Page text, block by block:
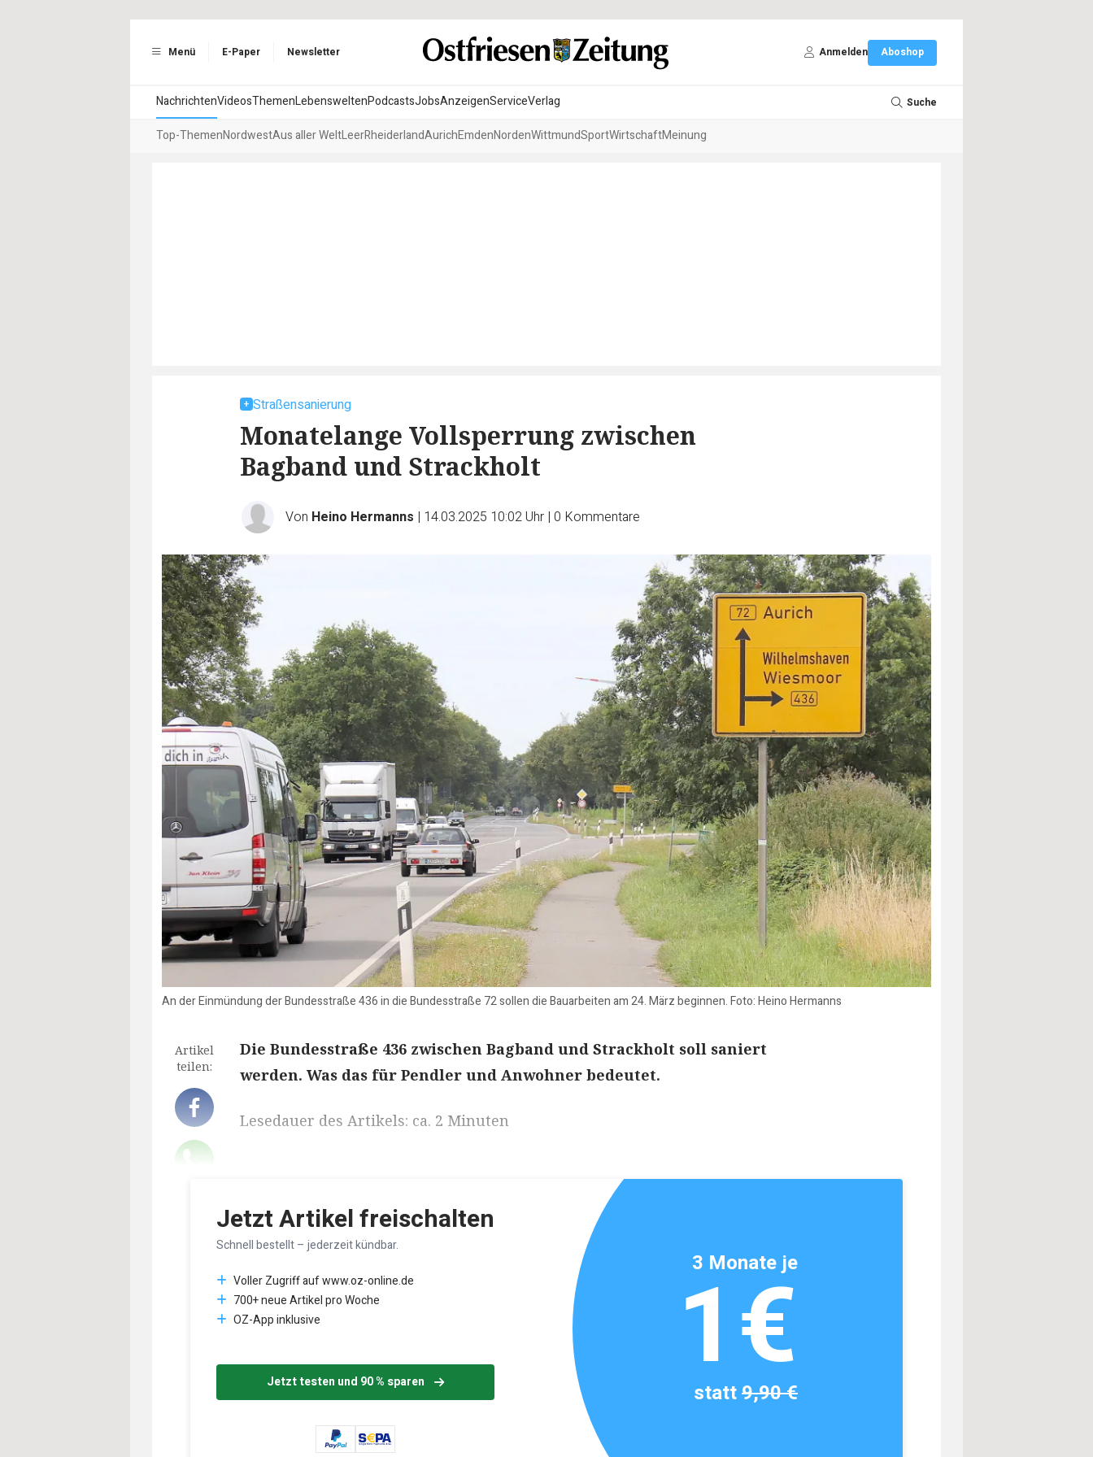
Menü E-Paper Newsletter Anmelden Aboshop
NachrichtenVideosThemenLebensweltenPodcastsJobsAnzeigenServiceVerlag Suche
Top-ThemenNordwestAus aller WeltLeerRheiderlandAurichEmdenNordenWittmundSportWirtschaftMeinung
Straßensanierung
Monatelange Vollsperrung zwischen
Bagband und Strackholt
Von Heino Hermanns | 14.03.2025 10:02 Uhr | 0 Kommentare
An der Einmündung der Bundesstraße 436 in die Bundesstraße 72 sollen die Bauarbeiten am 24. März beginnen. Foto: Heino Hermanns
Artikel
teilen:
Die Bundesstraße 436 zwischen Bagband und Strackholt soll saniert
werden. Was das für Pendler und Anwohner bedeutet.
Lesedauer des Artikels: ca. 2 Minuten
Jetzt Artikel freischalten
Schnell bestellt – jederzeit kündbar.
Voller Zugriff auf www.oz-online.de
700+ neue Artikel pro Woche
OZ-App inklusive
Jetzt testen und 90 % sparen
3 Monate je
1€
statt9,90 €